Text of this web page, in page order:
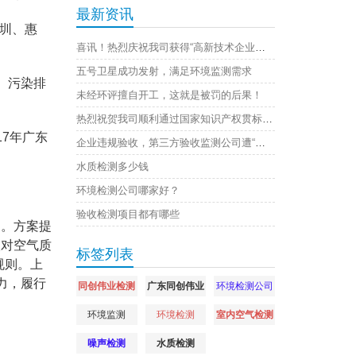
、惠
污染排
年广东
方案提
空气质
则。上
，履行
最新资讯
喜讯！热烈庆祝我司获得“高新技术企业证书”
五号卫星成功发射，满足环境监测需求
未经环评擅自开工，这就是被罚的后果！
热烈祝贺我司顺利通过国家知识产权贯标认证
企业违规验收，第三方验收监测公司遭“连坐”，原因是
水质检测多少钱
环境检测公司哪家好？
验收检测项目都有哪些
标签列表
同创伟业检测 广东同创伟业 环境检测公司
环境监测 环境检测 室内空气检测
噪声检测 水质检测